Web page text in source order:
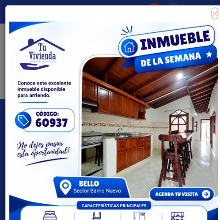
Tipo de inmueble
Todas las ciudades
×